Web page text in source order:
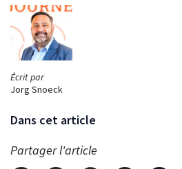
Écrit par
Jorg Snoeck
Dans cet article
Partager l'article